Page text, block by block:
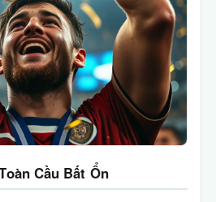
Cầu Bất Ổn